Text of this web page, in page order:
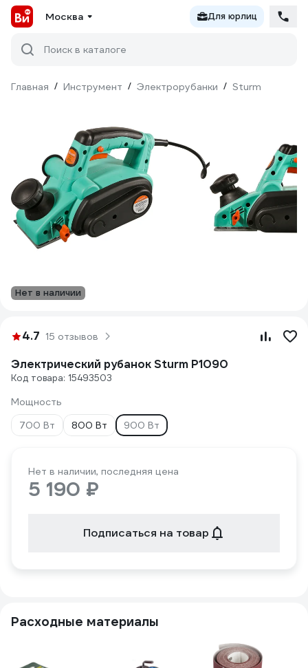
Москва Для юрлиц
Поиск в каталоге
Главная / Инструмент / Электрорубанки / Sturm
Нет в наличии
4.7 15 отзывов
Электрический рубанок Sturm P1090
Код товара: 15493503
Мощность
700 Вт
800 Вт 900 Вт
Нет в наличии, последняя цена
5 190 ₽
Подписаться на товар
Расходные материалы